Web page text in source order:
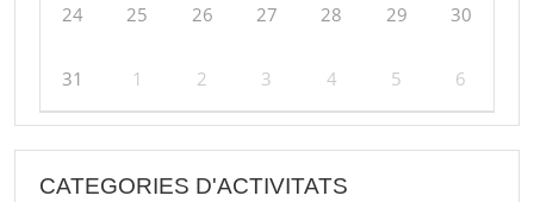
24 25 26 27 28 29 30
31 1 2 3 4 5 6
CATEGORIES D'ACTIVITATS